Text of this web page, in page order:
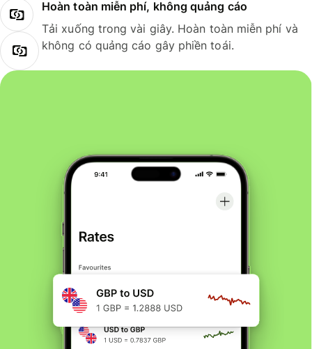
Hoàn toàn miễn phí, không quảng cáo
Tải xuống trong vài giây. Hoàn toàn miễn phí và
không có quảng cáo gây phiền toái.